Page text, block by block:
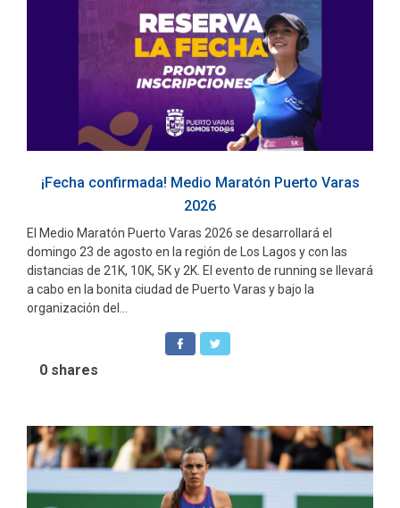
¡Fecha confirmada! Medio Maratón Puerto Varas
2026
El Medio Maratón Puerto Varas 2026 se desarrollará el
domingo 23 de agosto en la región de Los Lagos y con las
distancias de 21K, 10K, 5K y 2K. El evento de running se llevará
a cabo en la bonita ciudad de Puerto Varas y bajo la
organización del...
0 shares